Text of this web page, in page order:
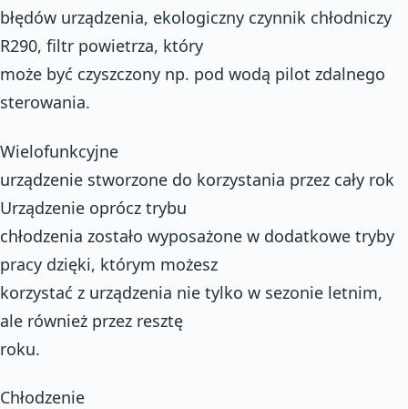
błędów urządzenia, ekologiczny czynnik chłodniczy
R290, filtr powietrza, który
może być czyszczony np. pod wodą pilot zdalnego
sterowania.
Wielofunkcyjne
urządzenie stworzone do korzystania przez cały rok
Urządzenie oprócz trybu
chłodzenia zostało wyposażone w dodatkowe tryby
pracy dzięki, którym możesz
korzystać z urządzenia nie tylko w sezonie letnim,
ale również przez resztę
roku.
Chłodzenie